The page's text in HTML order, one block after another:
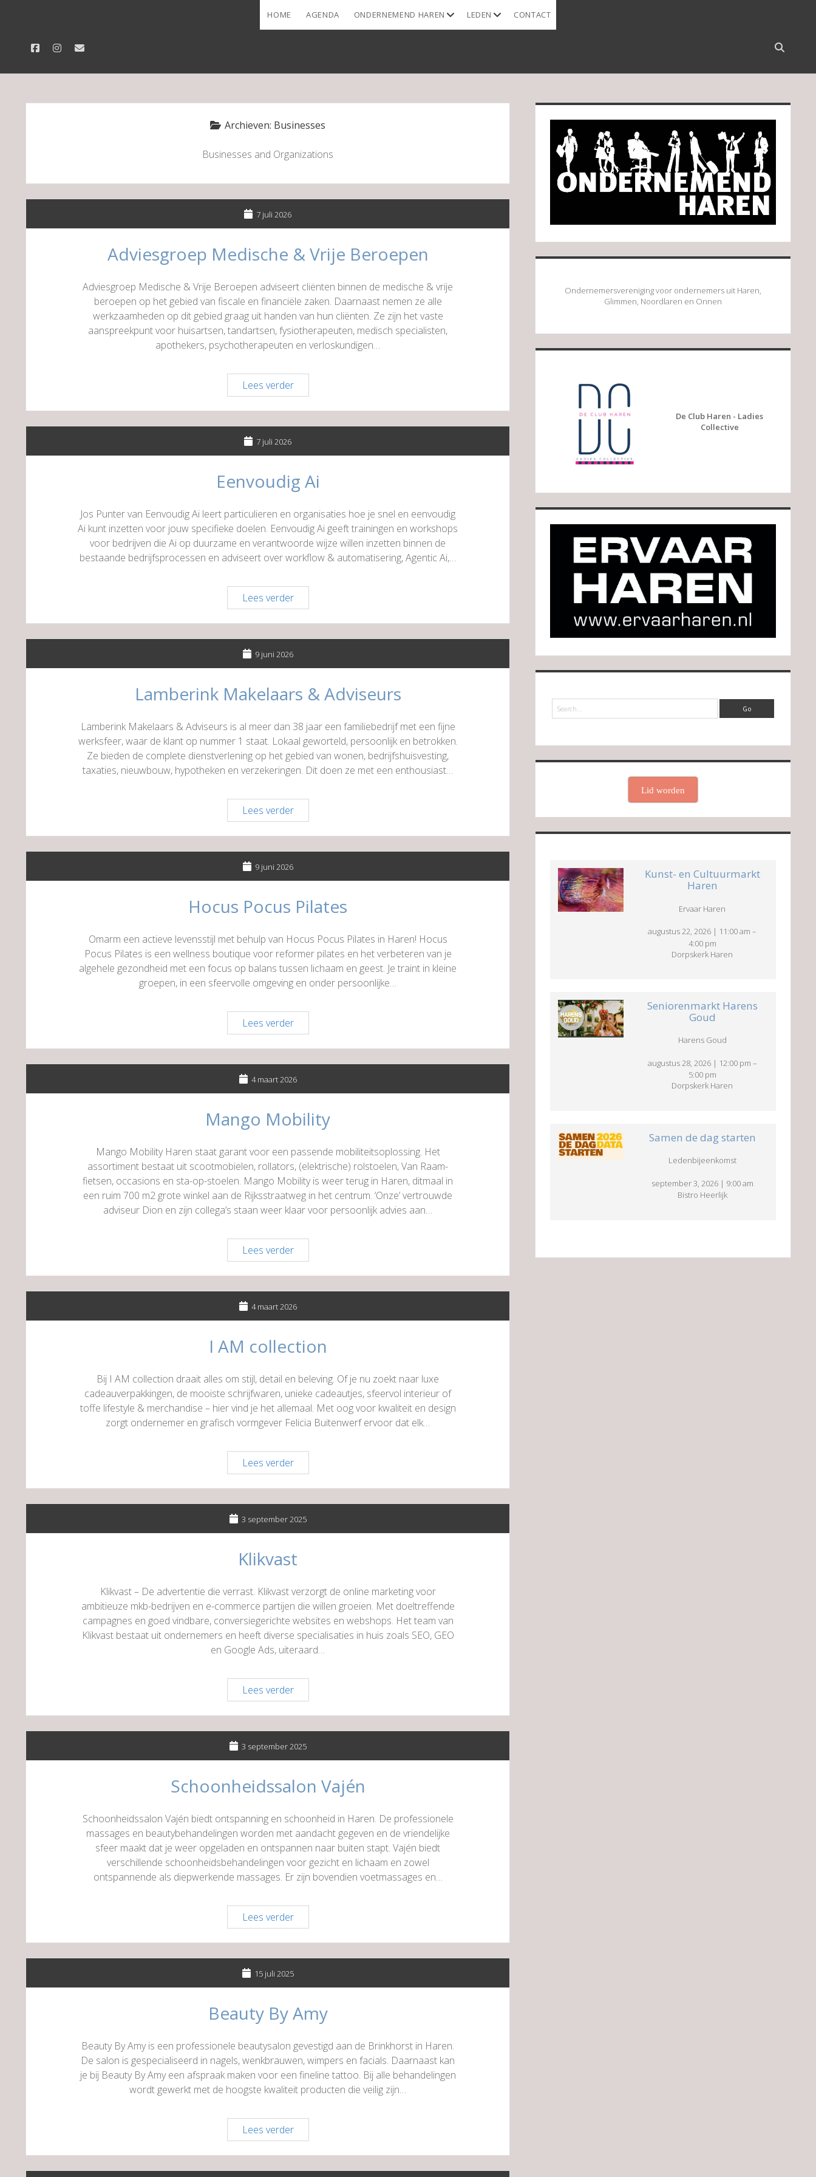
facebookinstagram
email
Open
bar
HOME AGENDA ONDERNEMEND HAREN open
menu
LEDEN open
menu
CONTACT
Archieven: Businesses
Businesses and Organizations
7 juli 2026
Adviesgroep Medische & Vrije Beroepen
Adviesgroep Medische & Vrije Beroepen adviseert cliënten binnen de medische & vrije
beroepen op het gebied van fiscale en financiële zaken. Daarnaast nemen ze alle
werkzaamheden op dit gebied graag uit handen van hun cliënten. Ze zijn het vaste
aanspreekpunt voor huisartsen, tandartsen, fysiotherapeuten, medisch specialisten,
apothekers, psychotherapeuten en verloskundigen…
Lees verderAdviesgroep
Medische
&
Vrije
7 juli 2026
Eenvoudig Ai
Jos Punter van Eenvoudig Ai leert particulieren en organisaties hoe je snel en eenvoudig
Ai kunt inzetten voor jouw specifieke doelen. Eenvoudig Ai geeft trainingen en workshops
voor bedrijven die Ai op duurzame en verantwoorde wijze willen inzetten binnen de
bestaande bedrijfsprocessen en adviseert over workflow & automatisering, Agentic Ai,…
Lees verderEenvoudig
Ai
9 juni 2026
Lamberink Makelaars & Adviseurs
Lamberink Makelaars & Adviseurs is al meer dan 38 jaar een familiebedrijf met een fijne
werksfeer, waar de klant op nummer 1 staat. Lokaal geworteld, persoonlijk en betrokken.
Ze bieden de complete dienstverlening op het gebied van wonen, bedrijfshuisvesting,
taxaties, nieuwbouw, hypotheken en verzekeringen. Dit doen ze met een enthousiast…
Lees verderLamberink
Makelaars
&
Adviseurs
9 juni 2026
Hocus Pocus Pilates
Omarm een actieve levensstijl met behulp van Hocus Pocus Pilates in Haren! Hocus
Pocus Pilates is een wellness boutique voor reformer pilates en het verbeteren van je
algehele gezondheid met een focus op balans tussen lichaam en geest. Je traint in kleine
groepen, in een sfeervolle omgeving en onder persoonlijke…
Lees verderHocus
Pocus
Pilates
4 maart 2026
Mango Mobility
Mango Mobility Haren staat garant voor een passende mobiliteitsoplossing. Het
assortiment bestaat uit scootmobielen, rollators, (elektrische) rolstoelen, Van Raam-
fietsen, occasions en sta-op-stoelen. Mango Mobility is weer terug in Haren, ditmaal in
een ruim 700 m2 grote winkel aan de Rijksstraatweg in het centrum. ‘Onze’ vertrouwde
adviseur Dion en zijn collega’s staan weer klaar voor persoonlijk advies aan…
Lees verderMango
Mobility
4 maart 2026
I AM collection
Bij I AM collection draait alles om stijl, detail en beleving. Of je nu zoekt naar luxe
cadeauverpakkingen, de mooiste schrijfwaren, unieke cadeautjes, sfeervol interieur of
toffe lifestyle & merchandise – hier vind je het allemaal. Met oog voor kwaliteit en design
zorgt ondernemer en grafisch vormgever Felicia Buitenwerf ervoor dat elk…
Lees verderI
AM
collection
3 september 2025
Klikvast
Klikvast – De advertentie die verrast. Klikvast verzorgt de online marketing voor
ambitieuze mkb-bedrijven en e-commerce partijen die willen groeien. Met doeltreffende
campagnes en goed vindbare, conversiegerichte websites en webshops. Het team van
Klikvast bestaat uit ondernemers en heeft diverse specialisaties in huis zoals SEO, GEO
en Google Ads, uiteraard…
Lees verderKlikvast
3 september 2025
Schoonheidssalon Vajén
Schoonheidssalon Vajén biedt ontspanning en schoonheid in Haren. De professionele
massages en beautybehandelingen worden met aandacht gegeven en de vriendelijke
sfeer maakt dat je weer opgeladen en ontspannen naar buiten stapt. Vajén biedt
verschillende schoonheidsbehandelingen voor gezicht en lichaam en zowel
ontspannende als diepwerkende massages. Er zijn bovendien voetmassages en…
Lees verderSchoonheidssalon
Vajén
15 juli 2025
Beauty By Amy
Beauty By Amy is een professionele beautysalon gevestigd aan de Brinkhorst in Haren.
De salon is gespecialiseerd in nagels, wenkbrauwen, wimpers en facials. Daarnaast kan
je bij Beauty By Amy een afspraak maken voor een fineline tattoo. Bij alle behandelingen
wordt gewerkt met de hoogste kwaliteit producten die veilig zijn…
Lees verderBeauty
By
Amy
Sidebar
Ondernemersvereniging voor ondernemers uit Haren,
Glimmen, Noordlaren en Onnen
De Club Haren - Ladies
Collective
Lid worden
Kunst- en Cultuurmarkt
Haren
Ervaar Haren
augustus 22, 2026 | 11:00 am–
4:00 pm
Dorpskerk Haren
Seniorenmarkt Harens
Goud
Harens Goud
augustus 28, 2026 | 12:00 pm –
5:00 pm
Dorpskerk Haren
Samen de dag starten
Ledenbijeenkomst
september 3, 2026 | 9:00 am
Bistro Heerlijk